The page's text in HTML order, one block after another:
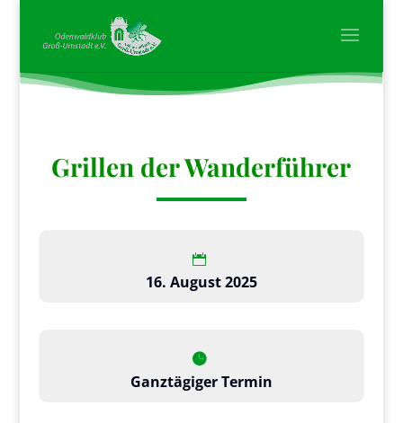
Grillen der Wanderführer
16. August 2025
Ganztägiger Termin